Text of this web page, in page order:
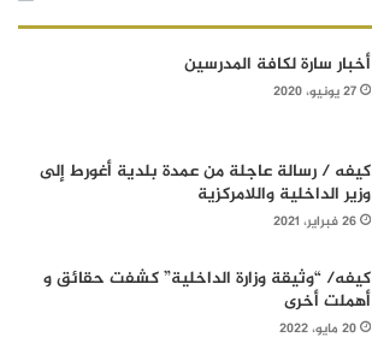
أخبار سارة لكافة المدرسين
27 يونيو، 2020
كيفه / رسالة عاجلة من عمدة بلدية أغورط إلى
وزير الداخلية واللامركزية
26 فبراير، 2021
كيفه/ “وثيقة وزارة الداخلية” كشفت حقائق و
أهملت أخرى
20 مايو، 2022